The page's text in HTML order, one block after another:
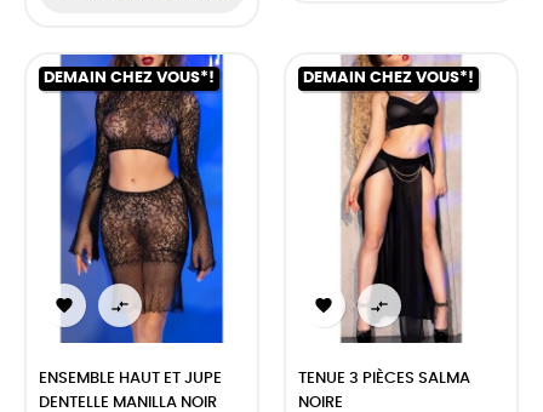
DEMAIN CHEZ VOUS*!
 
ENSEMBLE HAUT ET JUPE
DENTELLE MANILLA NOIR
DEMAIN CHEZ VOUS*!
 
TENUE 3 PIÈCES SALMA
NOIRE